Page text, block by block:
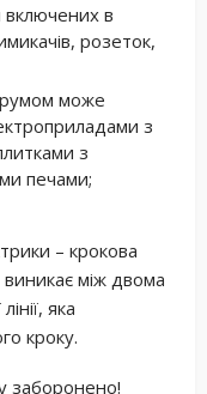
включених в
розеток,
може
з
з
печами;
– крокова
між двома
яка
кроку.
заборонено!